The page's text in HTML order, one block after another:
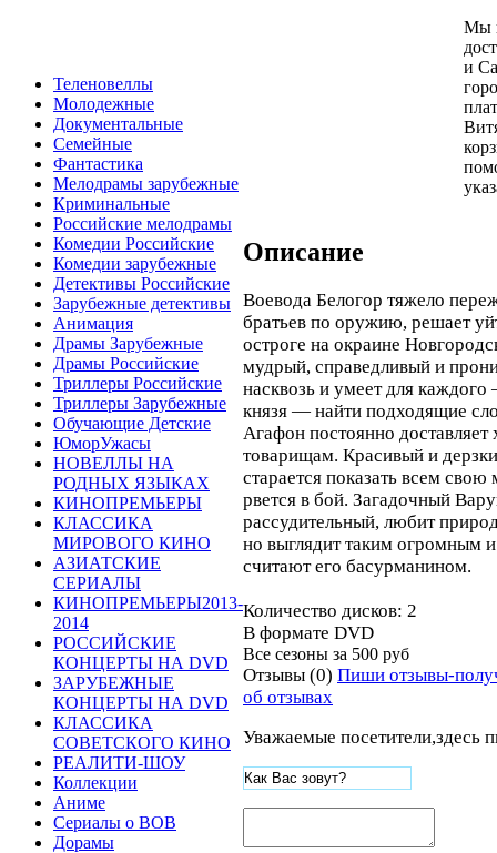
Теленовеллы
Молодежные
Документальные
Семейные
Фантастика
Мелодрамы зарубежные
Криминальные
Российские мелодрамы
Комедии Российские
Комедии зарубежные
Детективы Российские
Зарубежные детективы
Анимация
Драмы Зарубежные
Драмы Российские
Триллеры Российские
Триллеры Зарубежные
Обучающие Детские
ЮморУжасы
НОВЕЛЛЫ НА
РОДНЫХ ЯЗЫКАХ
КИНОПРЕМЬЕРЫ
КЛАССИКА
МИРОВОГО КИНО
АЗИАТСКИЕ
СЕРИАЛЫ
КИНОПРЕМЬЕРЫ2013-
2014
РОССИЙСКИЕ
КОНЦЕРТЫ НА DVD
ЗАРУБЕЖНЫЕ
КОНЦЕРТЫ НА DVD
КЛАССИКА
СОВЕТСКОГО КИНО
РЕАЛИТИ-ШОУ
Коллекции
Аниме
Сериалы о ВОВ
Дорамы
Мы
и
Описание
Воевода Белогор тяжело
братьев по оружию, решает
остроге на окраине
мудрый, справедливый и
насквозь и умеет для
князя — найти подходящие
Агафон постоянно
товарищам. Красивый и
старается показать всем
рвется в бой. Загадочный
рассудительный, любит
но выглядит таким огромным
считают его басурманином.
Количество дисков: 2
В формате DVD
Все сезоны за 500 руб
Отзывы (0) Пиши отзывы-
об отзывах
Уважаемые посетители,здесь